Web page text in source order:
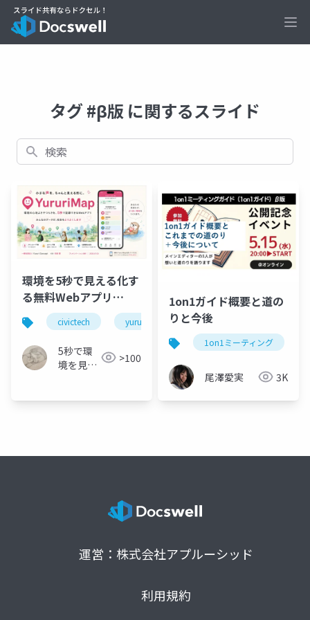
タグ #β版 に関するスライド
検索
環境を5秒で見える化す
る無料Webアプリ
「YururiMap」
civictech yururimap webアプリ
5秒で環
境を見え
( 無料ア
>100
1on1ガイド概要と道の
りと今後
1on1ミーティング
尾澤愛実 3K
運営：株式会社アプルーシッド
利用規約